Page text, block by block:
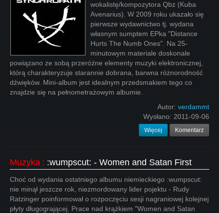
wokalistę/kompozytora Qbz (Kuba
Avenarius). W 2009 roku ukazało się
pierwsze wydawnictwo tj. wydana
własnym sumptem EPka "Distance
Hurts The Numb Ones". Na 25-
minutowym materiale doskonale
powiązano ze sobą przeróżne elementy muzyki elektronicznej,
którą charakteryzuje starannie dobrana, barwna różnorodność
dźwięków. Mini-album jest idealnym przedsmakiem tego co
znajdzie się na pełnometrażowym albumie.
Autor: verdammt
Wysłano: 2011-09-06
Więcej Komentarz
Muzyka : :wumpscut: - Women and Satan First
Choć od wydania ostatniego albumu niemieckiego :wumpscut:
nie minął jeszcze rok, niezmordowany lider pojektu - Rudy
Ratzinger poinformował o rozpoczęciu sesji nagraniowej kolejnej
płyty długogrającej. Prace nad krążkiem "Women and Satan